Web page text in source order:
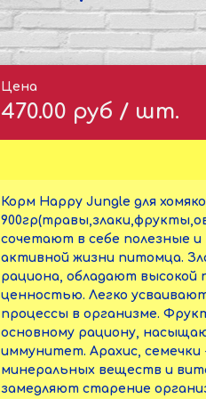
Цена
470.00 руб / шт.
Корм Happy Jungle для
сочетают в себе полезные
активной жизни питомца.
рациона, обладают высокой
ценностью. Легко
процессы в организме.
основному рациону,
иммунитет. Арахис, семечки
минеральных веществ и
замедляют старение